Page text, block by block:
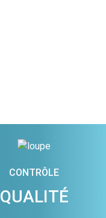
CONTRÔLE
QUALITÉ